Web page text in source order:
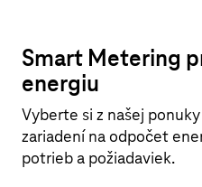
Smart Metering
energiu
Vyberte si z našej
zariadení na odpočet
potrieb a požiadaviek.